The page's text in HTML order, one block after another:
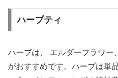
ハーブティ
ハーブは、 エルダーフラワー
がおすすめです。ハープは単